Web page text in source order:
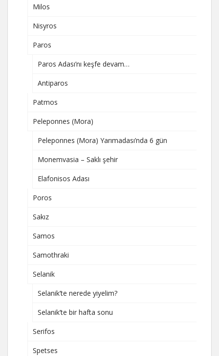
Milos
Nisyros
Paros
Paros Adası’nı keşfe devam…
Antiparos
Patmos
Peleponnes (Mora)
Peleponnes (Mora) Yarımadası’nda 6 gün
Monemvasia – Saklı şehir
Elafonisos Adası
Poros
Sakız
Samos
Samothraki
Selanik
Selanik’te nerede yiyelim?
Selanik’te bir hafta sonu
Serifos
Spetses